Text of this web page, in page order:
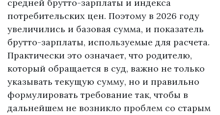
средней брутто-зарплаты и индекса
потребительских цен. Поэтому в 2026 году
увеличились и базовая сумма, и показатель
брутто-зарплаты, используемые для расчета.
Практически это означает, что родителю,
который обращается в суд, важно не только
указывать текущую сумму, но и правильно
формулировать требование так, чтобы в
дальнейшем не возникло проблем со старым